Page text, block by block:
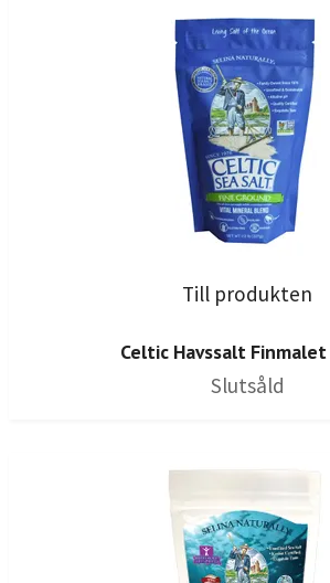
Till produkten
Celtic Havssalt
Slutsåld